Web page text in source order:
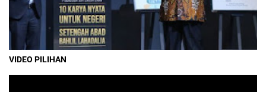
VIDEO PILIHAN